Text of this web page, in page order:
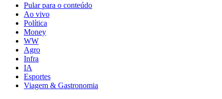
Pular para o conteúdo
Ao vivo
Política
Money
WW
Agro
Infra
IA
Esportes
Viagem & Gastronomia